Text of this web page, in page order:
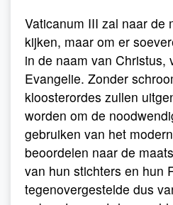
Vaticanum III zal naar de
kijken, maar om er
in de naam van Christus,
Evangelie. Zonder
kloosterordes zullen
worden om de
gebruiken van het
beoordelen naar de
van hun stichters en hun
tegenovergestelde dus